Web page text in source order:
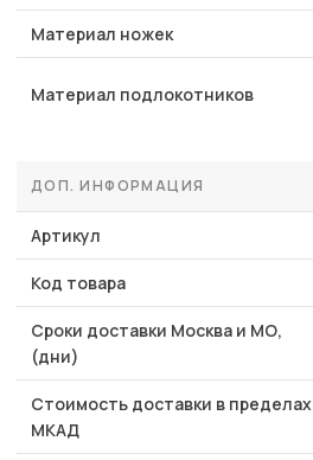
Материал ножек
Материал подлокотников
ДОП. ИНФОРМАЦИЯ
Артикул
Код товара
Сроки доставки Москва и МО,
(дни)
Стоимость доставки в пределах
МКАД